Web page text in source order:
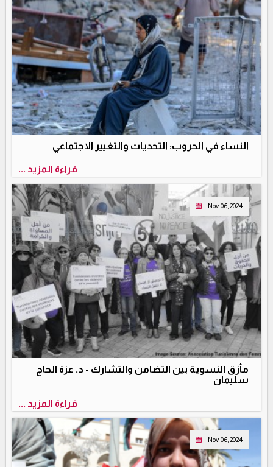
النساء في الحروب: التحديات والتغيير الاجتماعي
قراءة المزيد ...
Nov 06, 2024
مأزق النسوية بين التضامن والتشارك - د. عزة الحاج
سليمان
قراءة المزيد ...
Nov 06, 2024